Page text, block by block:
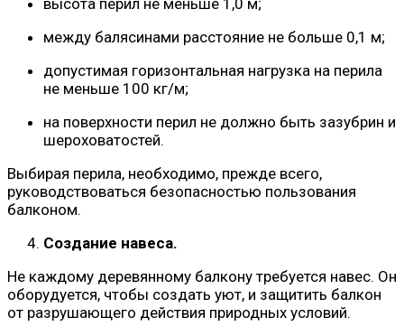
высота перил не меньше 1,0 м;
между балясинами расстояние не больше 0,1 м;
допустимая горизонтальная нагрузка на перила
не меньше 100 кг/м;
на поверхности перил не должно быть зазубрин и
шероховатостей.
Выбирая перила, необходимо, прежде всего,
руководствоваться безопасностью пользования
балконом.
Создание навеса.
Не каждому деревянному балкону требуется навес. Он
оборудуется, чтобы создать уют, и защитить балкон
от разрушающего действия природных условий.